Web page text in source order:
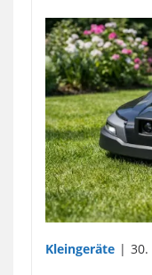
Kleingeräte 30.